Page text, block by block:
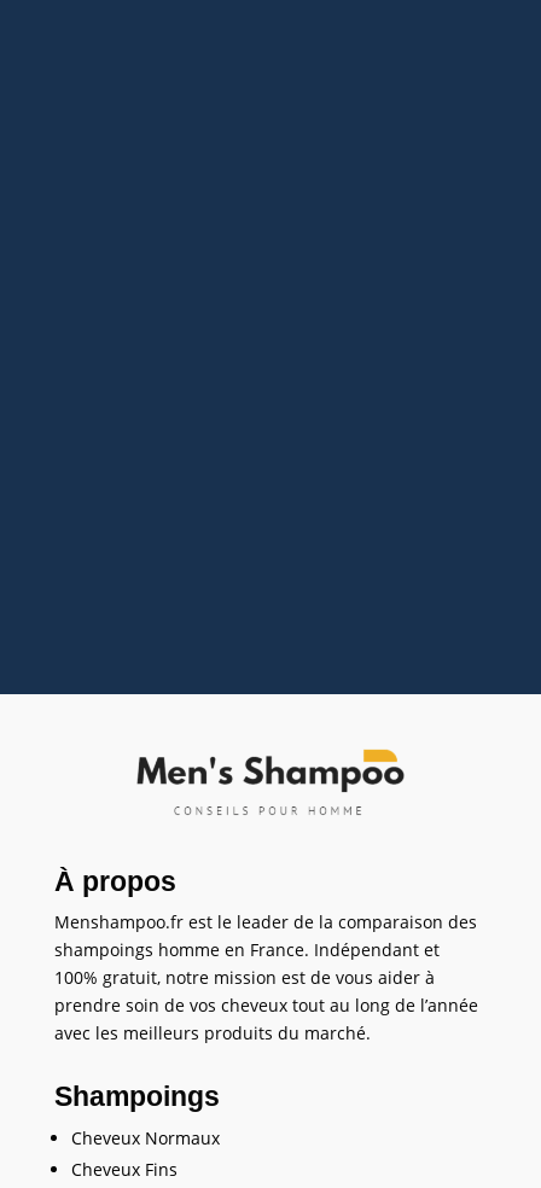
À propos
Menshampoo.fr est le leader de la comparaison des
shampoings homme en France. Indépendant et
100% gratuit, notre mission est de vous aider à
prendre soin de vos cheveux tout au long de l’année
avec les meilleurs produits du marché.
Shampoings
Cheveux Normaux
Cheveux Fins